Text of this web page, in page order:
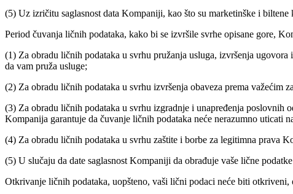
(5) Uz izričitu saglasnost data Kompaniji, kao što su marketinške i
Period čuvanja ličnih podataka, kako bi se izvršile svrhe opisane gore,
(1) Za obradu ličnih podataka u svrhu pružanja usluga, izvršenja
da vam pruža usluge;
(2) Za obradu ličnih podataka u svrhu izvršenja obaveza prema važećim
(3) Za obradu ličnih podataka u svrhu izgradnje i unapređenja
Kompanija garantuje da čuvanje ličnih podataka neće nerazumno uticati
(4) Za obradu ličnih podataka u svrhu zaštite i borbe za legitimna prava
(5) U slučaju da date saglasnost Kompaniji da obrađuje vaše lične
Otkrivanje ličnih podataka, uopšteno, vaši lični podaci neće biti